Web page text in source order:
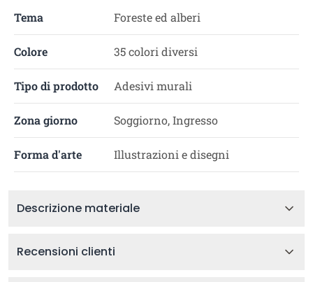
Tema Foreste ed alberi
Colore 35 colori diversi
Tipo di prodotto Adesivi murali
Zona giorno Soggiorno, Ingresso
Forma d'arte Illustrazioni e disegni
Descrizione materiale
Recensioni clienti